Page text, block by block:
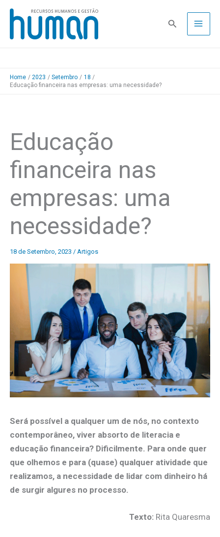
Skip
content
Pesquisa
Home 2023 Setembro
18
Educação financeira nas empresas: uma necessidade?
Educação
financeira nas
empresas: uma
necessidade?
18 de Setembro, 2023 / Artigos
Será possível a qualquer um de nós, no contexto
contemporâneo, viver absorto de literacia e
educação financeira? Dificilmente. Para onde quer
que olhemos e para (quase) qualquer atividade que
realizamos, a necessidade de lidar com dinheiro há
de surgir algures no processo.
Texto: Rita Quaresma